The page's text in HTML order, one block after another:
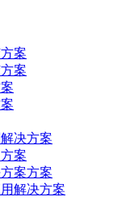
案
案
决方案
案
案方案
解决方案